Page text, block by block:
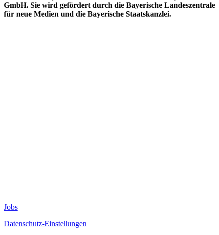
GmbH. Sie wird gefördert durch die Bayerische Landeszentrale
für neue Medien und die Bayerische Staatskanzlei.
Jobs
Datenschutz-Einstellungen